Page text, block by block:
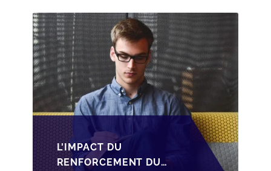
L'IMPACT DU
RENFORCEMENT DU